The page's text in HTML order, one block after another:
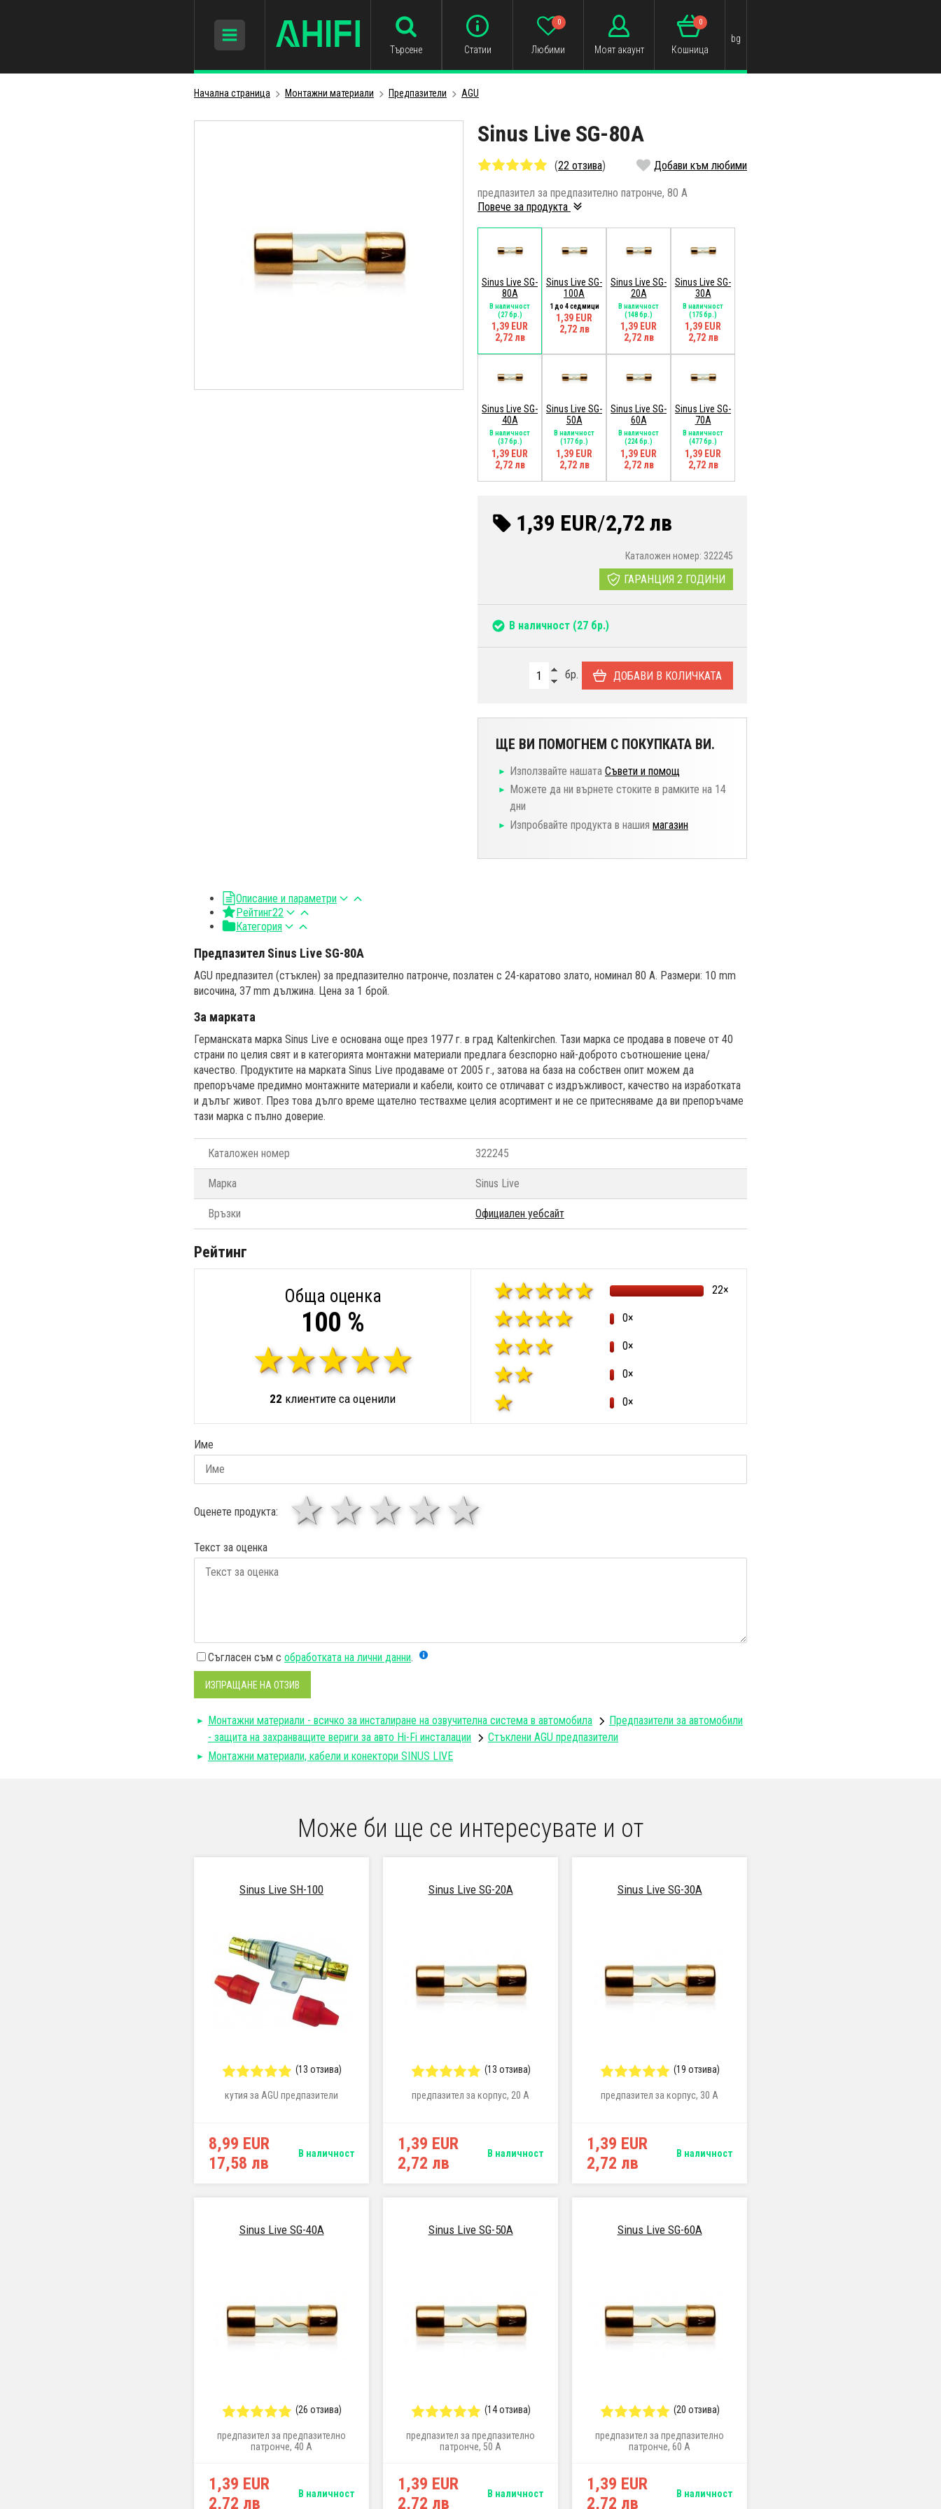
Търсене Статии Любими
0
Моят акаунт Кошница
0
bg
Начална страница Монтажни материали Предпазители AGU
Sinus Live SG-80A
(22 отзива) Добави към любими
предпазител за предпазително патронче, 80 A
Повече за продукта
Sinus Live SG-
80A
В наличност
(27 бр.)
1,39 EUR
2,72 лв
Sinus Live SG-
100A
1 до 4 седмици
1,39 EUR
2,72 лв
Sinus Live SG-
20A
В наличност
(148 бр.)
1,39 EUR
2,72 лв
Sinus Live SG-
30A
В наличност
(175 бр.)
1,39 EUR
2,72 лв
Sinus Live SG-
40A
В наличност
(37 бр.)
1,39 EUR
2,72 лв
Sinus Live SG-
50A
В наличност
(177 бр.)
1,39 EUR
2,72 лв
Sinus Live SG-
60A
В наличност
(224 бр.)
1,39 EUR
2,72 лв
Sinus Live SG-
70A
В наличност
(477 бр.)
1,39 EUR
2,72 лв
1,39 EUR/2,72 лв
Каталожен номер: 322245
ГАРАНЦИЯ 2 ГОДИНИ
В наличност (27 бр.)
бр. ДОБАВИ В КОЛИЧКАТА
ЩЕ ВИ ПОМОГНЕМ С ПОКУПКАТА ВИ.
Използвайте нашата Съвети и помощ
Можете да ни върнете стоките в рамките на 14
дни
Изпробвайте продукта в нашия магазин
Описание и параметри
Рейтинг22
Категория
Предпазител Sinus Live SG-80A
AGU предпазител (стъклен) за предпазително патронче, позлатен с 24-каратово злато, номинал 80 A. Размери: 10 mm
височина, 37 mm дължина. Цена за 1 брой.
За марката
Германската марка Sinus Live е основана още през 1977 г. в град Kaltenkirchen. Тази марка се продава в повече от 40
страни по целия свят и в категорията монтажни материали предлага безспорно най-доброто съотношение цена/
качество. Продуктите на марката Sinus Live продаваме от 2005 г., затова на база на собствен опит можем да
препоръчаме предимно монтажните материали и кабели, които се отличават с издръжливост, качество на изработката
и дълъг живот. През това дълго време щателно тествахме целия асортимент и не се притесняваме да ви препоръчаме
тази марка с пълно доверие.
Каталожен номер 322245
Марка Sinus Live
Връзки Официален уебсайт
Рейтинг
Обща оценка
100 %
22 клиентите са оценили
22×
0×
0×
0×
0×
Име
Оценете продукта: 4 звезди
3 звезди
звезди
1 звезда
Текст за оценка
Съгласен съм с обработката на лични данни.
ИЗПРАЩАНЕ НА ОТЗИВ
Монтажни материали - всичко за инсталиране на озвучителна система в автомобила
Предпазители за автомобили
- защита на захранващите вериги за авто Hi-Fi инсталации
Стъклени AGU предпазители
Монтажни материали, кабели и конектори SINUS LIVE
Може би ще се интересувате и от
Sinus Live SH-100
(13 отзива)
кутия за AGU предпазители
8,99 EUR
17,58 лв
В наличност
Sinus Live SG-20A
(13 отзива)
предпазител за корпус, 20 A
1,39 EUR
2,72 лв
В наличност
Sinus Live SG-30A
(19 отзива)
предпазител за корпус, 30 A
1,39 EUR
2,72 лв
В наличност
Sinus Live SG-40A
(26 отзива)
предпазител за предпазително
патронче, 40 A
1,39 EUR
2,72 лв
В наличност
Sinus Live SG-50A
(14 отзива)
предпазител за предпазително
патронче, 50 A
1,39 EUR
2,72 лв
В наличност
Sinus Live SG-60A
(20 отзива)
предпазител за предпазително
патронче, 60 A
1,39 EUR
2,72 лв
В наличност